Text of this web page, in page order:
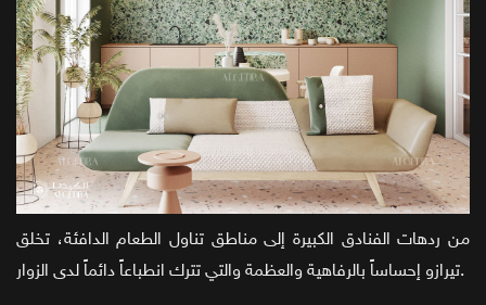
من ردهات الفنادق الكبيرة إلى مناطق تناول الطعام الدافئة، تخلق
تيرازو إحساساً بالرفاهية والعظمة والتي تترك انطباعاً دائماً لدى الزوار.